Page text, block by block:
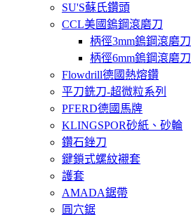
SU'S蘇氏鑽頭
CCL美國鎢鋼滾磨刀
柄徑3mm鎢鋼滾磨刀
柄徑6mm鎢鋼滾磨刀
Flowdrill德國熱熔鑽
平刀銑刀-超微粒系列
PFERD德國馬牌
KLINGSPOR砂紙、砂輪
鑽石銼刀
鍵鎖式螺紋襯套
護套
AMADA鋸帶
圓穴鋸